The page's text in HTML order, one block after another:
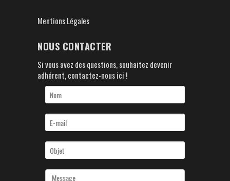
Mentions Légales
NOUS CONTACTER
Si vous avez des questions, souhaitez devenir
adhérent, contactez-nous ici !